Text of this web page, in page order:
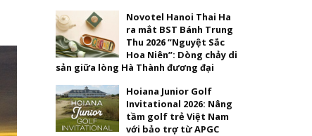
Novotel Hanoi Thai Ha
ra mắt BST Bánh Trung
Thu 2026 “Nguyệt Sắc
Hoa Niên”: Dòng chảy di
sản giữa lòng Hà Thành đương đại
Hoiana Junior Golf
Invitational 2026: Nâng
tầm golf trẻ Việt Nam
với bảo trợ từ APGC